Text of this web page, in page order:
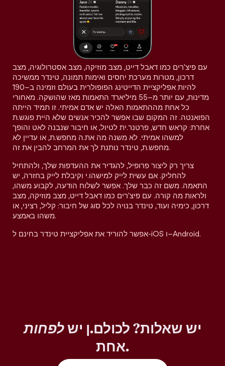
עם פיצ'רים כמו דאבל דייט, מצב מוזיקה, מצב אסטרולוגיה, מצב
דרכון, מטרות מערכת יחסים ואימות תמונה, טינדר ממשיכה
להיות אפליקציית הדייטינג הפופולרית בעולם וזמינה ב–190
מדינות, עם יותר מ–55 מיליארד התאמות מאז שהושקה. מאחורי
כל אחת מההתאמות האלה יש אדם אמיתי. זו תמיד הייתה
הפואנטה. זה המקום שבו אפשר להכיר אנשים שלא היית פוגש.ת
אחרת: קראש חדש, פרטנר.ית לטיול, או חיבור שנבנה לאט והופך
למשהו אמיתי. לא משנה מה את.ה מחפש.ת, או עדיין לא
מחפש.ת, טינדר נותנת לך את המרחב להבין את זה.
צריך רק ליצור פרופיל, להגדיר את ההעדפות שלך, ולהתחיל
להחליק. אם עשית לייק למישהו.י וקיבלת לייק בחזרה, יש
התאמה. משם זה כבר שלך. אפשר לשלוח הודעה, לקבוע משהו,
ולראות מה קורה. עם פיצ'רים כמו דאבל דייט, מצב מוזיקה, מצב
דרכון, כימיה ועוד, טינדר בנויה לכל סוג של חיבור: קליל, רציני, או
משהו באמצע.
אפשר להוריד את אפליקציית טינדר בחינם ל-iOS ו–Android.
יש שאלות? לכולם.ן ישלפחות
אחת.